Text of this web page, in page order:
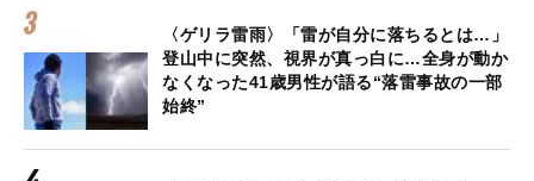
〈ゲリラ雷雨〉「雷が自分に落ちるとは…」
登山中に突然、視界が真っ白に…全身が動か
なくなった41歳男性が語る“落雷事故の一部
始終”